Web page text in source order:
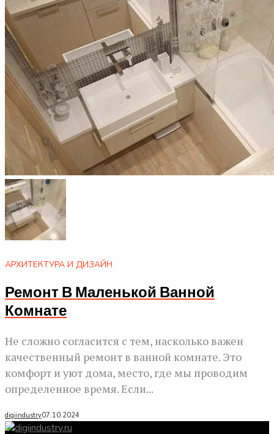
АРХИТЕКТУРА И ДИЗАЙН
Ремонт В Маленькой Ванной
Комнате
Не сложно согласится с тем, насколько важен
качественный ремонт в ванной комнате. Это
комфорт и уют дома, место, где мы проводим
определенное время. Если...
digiindustry07.10.2024